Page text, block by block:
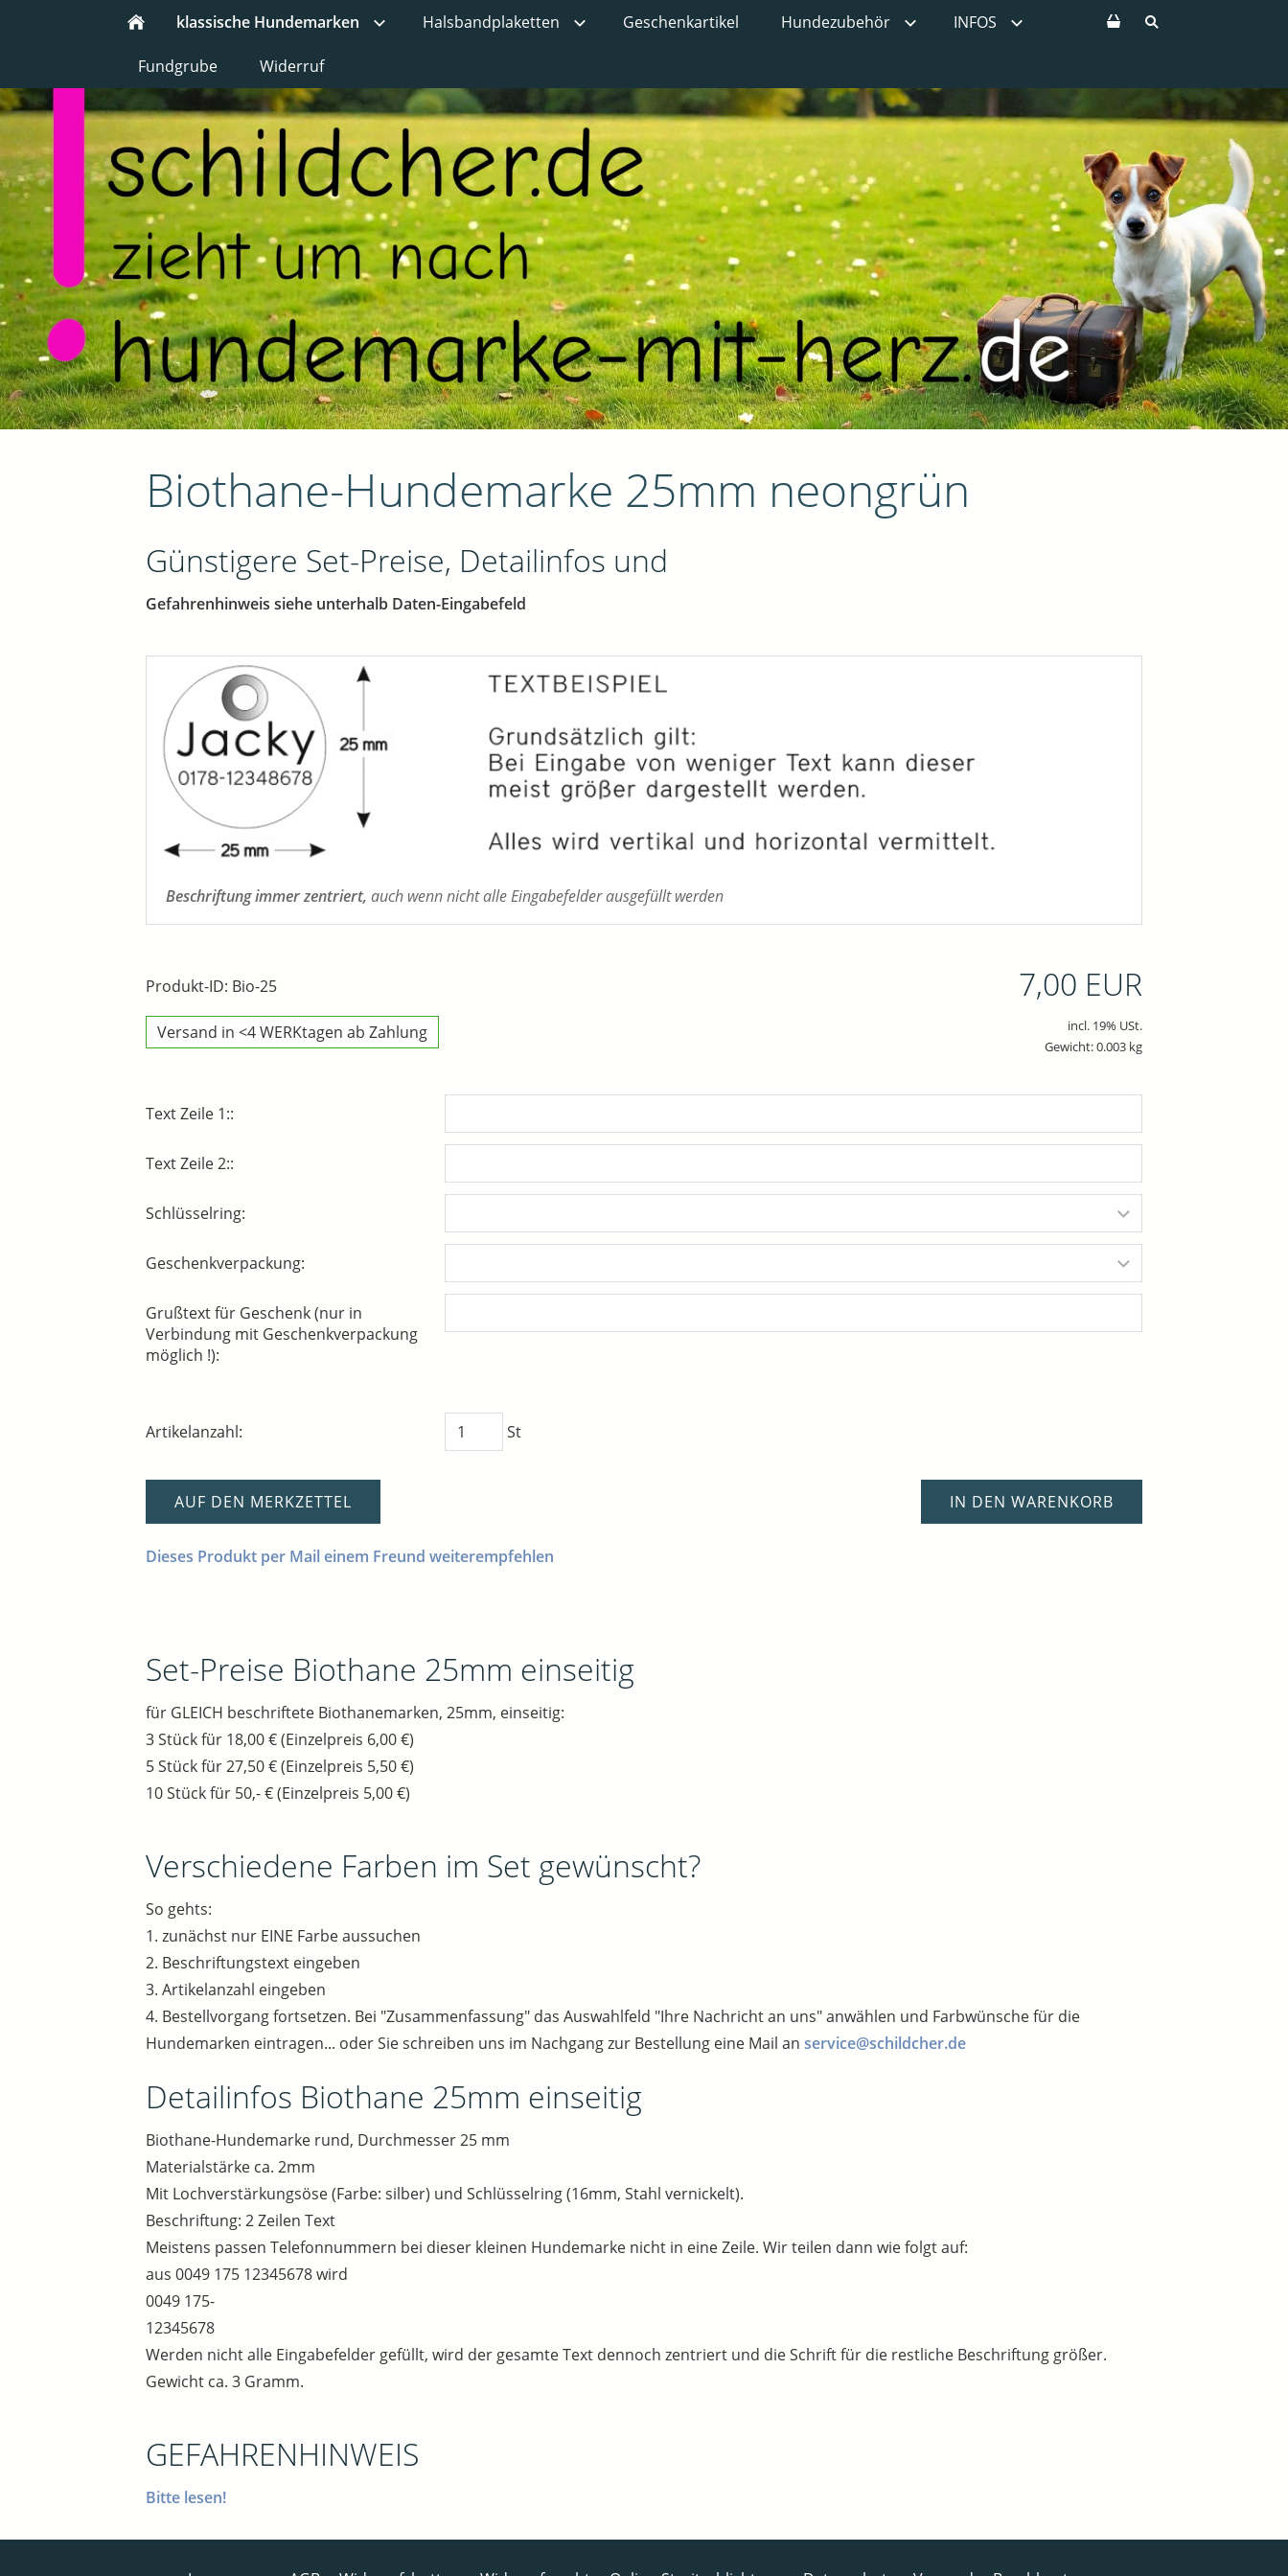
klassische Hundemarken Halsbandplaketten Geschenkartikel Hundezubehör INFOS
Fundgrube Widerruf
Biothane-Hundemarke 25mm neongrün
Günstigere Set-Preise, Detailinfos und
Gefahrenhinweis siehe unterhalb Daten-Eingabefeld
Beschriftung immer zentriert, auch wenn nicht alle Eingabefelder ausgefüllt werden
Produkt-ID: Bio-25
Versand in <4 WERKtagen ab Zahlung
7,00 EUR
incl. 19% USt.
Gewicht: 0.003 kg
Text Zeile 1::
Text Zeile 2::
Schlüsselring:
Geschenkverpackung:
Grußtext für Geschenk (nur in
Verbindung mit Geschenkverpackung
möglich !):
Artikelanzahl: St
IN DEN WARENKORB
AUF DEN MERKZETTEL
Dieses Produkt per Mail einem Freund weiterempfehlen
Set-Preise Biothane 25mm einseitig
für GLEICH beschriftete Biothanemarken, 25mm, einseitig:
3 Stück für 18,00 € (Einzelpreis 6,00 €)
5 Stück für 27,50 € (Einzelpreis 5,50 €)
10 Stück für 50,- € (Einzelpreis 5,00 €)
Verschiedene Farben im Set gewünscht?
So gehts:
1. zunächst nur EINE Farbe aussuchen
2. Beschriftungstext eingeben
3. Artikelanzahl eingeben
4. Bestellvorgang fortsetzen. Bei "Zusammenfassung" das Auswahlfeld "Ihre Nachricht an uns" anwählen und Farbwünsche für die
Hundemarken eintragen... oder Sie schreiben uns im Nachgang zur Bestellung eine Mail an service@schildcher.de
Detailinfos Biothane 25mm einseitig
Biothane-Hundemarke rund, Durchmesser 25 mm
Materialstärke ca. 2mm
Mit Lochverstärkungsöse (Farbe: silber) und Schlüsselring (16mm, Stahl vernickelt).
Beschriftung: 2 Zeilen Text
Meistens passen Telefonnummern bei dieser kleinen Hundemarke nicht in eine Zeile. Wir teilen dann wie folgt auf:
aus 0049 175 12345678 wird
0049 175-
12345678
Werden nicht alle Eingabefelder gefüllt, wird der gesamte Text dennoch zentriert und die Schrift für die restliche Beschriftung größer.
Gewicht ca. 3 Gramm.
GEFAHRENHINWEIS
Bitte lesen!